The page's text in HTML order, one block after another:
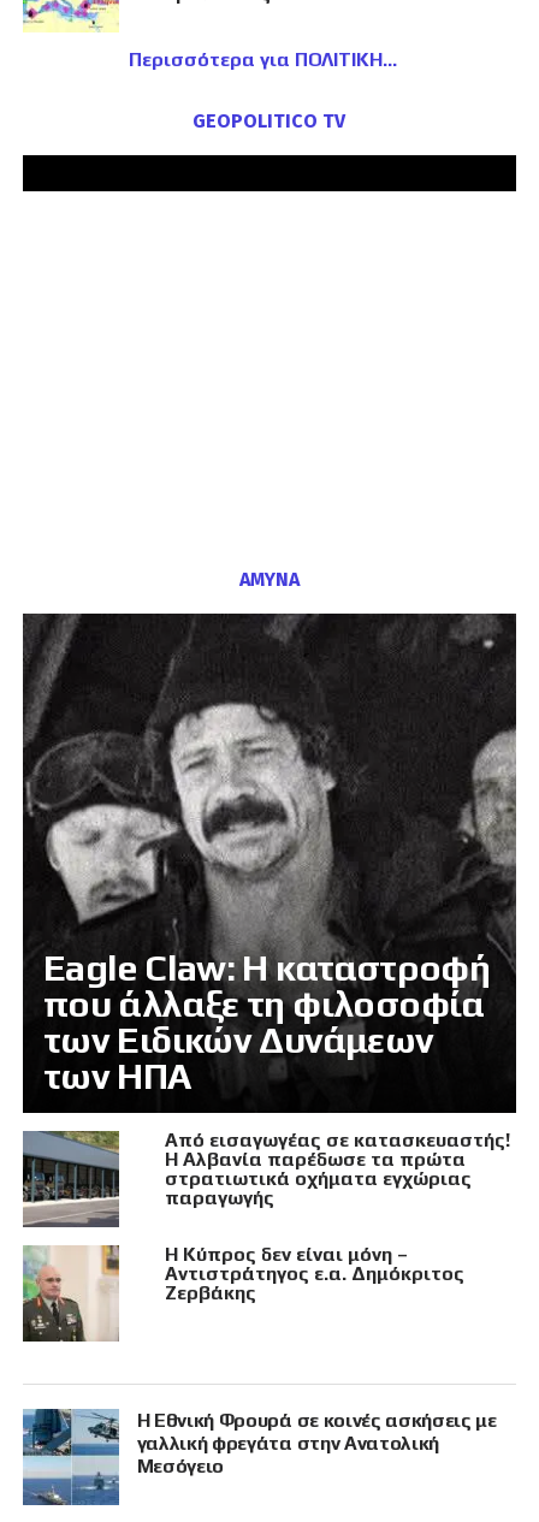
Περισσότερα για ΠΟΛΙΤΙΚΗ
GEOPOLITICO TV
ΑΜΥΝΑ
Eagle Claw: Η καταστροφή
που άλλαξε τη φιλοσοφία
των Ειδικών Δυνάμεων
των ΗΠΑ
Από εισαγωγέας σε κατασκευαστής!
Η Αλβανία παρέδωσε τα πρώτα
στρατιωτικά οχήματα εγχώριας
παραγωγής
Η Κύπρος δεν είναι μόνη –
Αντιστράτηγος ε.α. Δημόκριτος
Ζερβάκης
Η Εθνική Φρουρά σε κοινές ασκήσεις με
γαλλική φρεγάτα στην Ανατολική
Μεσόγειο